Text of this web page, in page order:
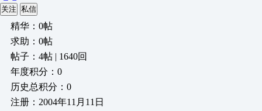
关注 私信
精华：0帖
求助：0帖
帖子：4帖 | 1640回
年度积分：0
历史总积分：0
注册：2004年11月11日